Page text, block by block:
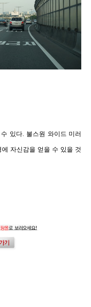
있다. 불스원 와이드 미러
자신감을 얻을 수 있을 것